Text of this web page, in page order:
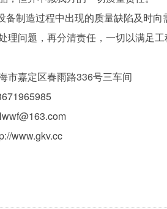
备制造过程中出现的质量缺陷及时
理问题，再分清责任，一切以满足工
市嘉定区春雨路336号三车间
www.gkv.cc